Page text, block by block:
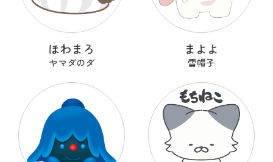
ほわまろ
ヤマダのダ
まよよ
雪帽子